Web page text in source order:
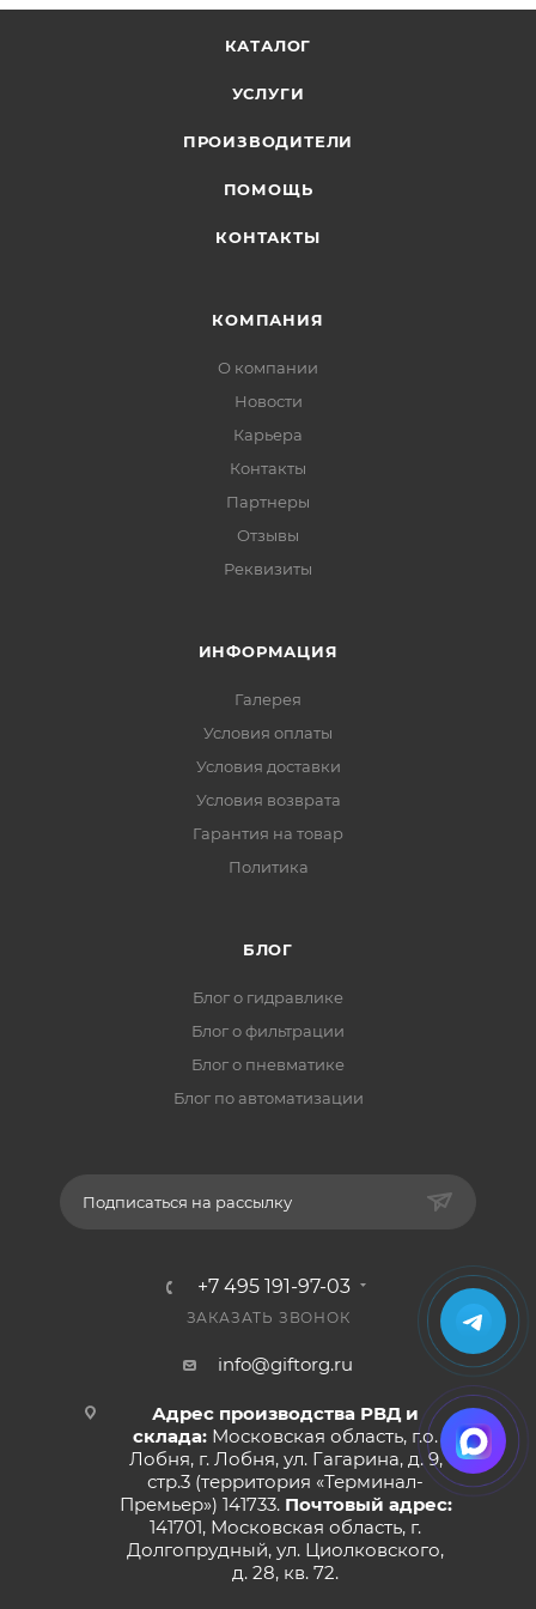
КАТАЛОГ
УСЛУГИ
ПРОИЗВОДИТЕЛИ
ПОМОЩЬ
КОНТАКТЫ
КОМПАНИЯ
О компании
Новости
Карьера
Контакты
Партнеры
Отзывы
Реквизиты
ИНФОРМАЦИЯ
Галерея
Условия оплаты
Условия доставки
Условия возврата
Гарантия на товар
Политика
БЛОГ
Блог о гидравлике
Блог о фильтрации
Блог о пневматике
Блог по автоматизации
Подписаться на рассылку
+7 495 191-97-03
ЗАКАЗАТЬ ЗВОНОК
info@giftorg.ru
Адрес производства РВД и
склада: Московская область, г.о.
Лобня, г. Лобня, ул. Гагарина, д. 9,
стр.3 (территория «Терминал-
Премьер») 141733. Почтовый адрес:
141701, Московская область, г.
Долгопрудный, ул. Циолковского,
д. 28, кв. 72.